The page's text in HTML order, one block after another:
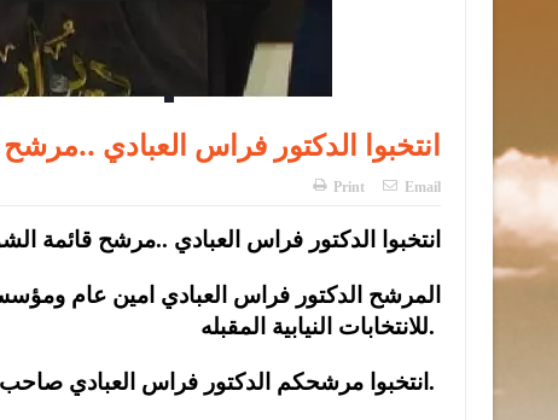
انتخبوا الدكتور فراس العبادي
Print Email
انتخبوا الدكتور فراس العبادي ..مرشح قائمة
للانتخابات النيابية المقبله.
#انتخبوا مرشحكم الدكتور فراس العبادي صاحب المواقف المشرفة والكلمه الصادقه.